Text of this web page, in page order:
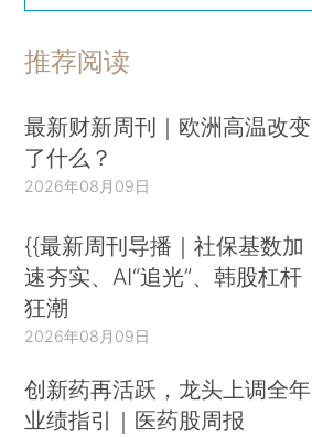
推荐阅读
最新财新周刊｜欧洲高温改变
了什么？
2026年08月09日
{{最新周刊导播｜社保基数加
速夯实、AI“追光”、韩股杠杆
狂潮
2026年08月09日
创新药再活跃，龙头上调全年
业绩指引｜医药股周报